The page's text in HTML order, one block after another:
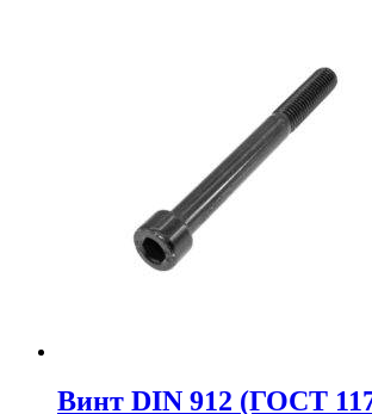
Винт DIN 912 (ГОСТ